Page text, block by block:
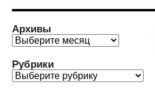
Архивы
Архивы
Рубрики
Рубрики